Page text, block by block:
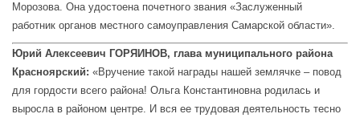
Морозова. Она удостоена почетного звания «Заслуженный
работник органов местного самоуправления Самарской области».
Юрий Алексеевич ГОРЯИНОВ, глава муниципального района
Красноярский: «Вручение такой награды нашей землячке – повод
для гордости всего района! Ольга Константиновна родилась и
выросла в районом центре. И вся ее трудовая деятельность тесно